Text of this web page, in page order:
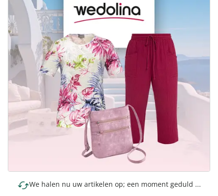
We halen nu uw artikelen op; een moment geduld ...